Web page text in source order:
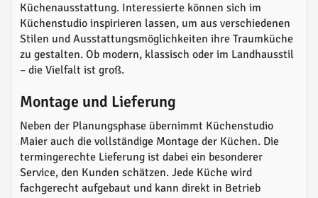
Küchenausstattung. Interessierte können sich im
Küchenstudio inspirieren lassen, um aus verschiedenen
Stilen und Ausstattungsmöglichkeiten ihre Traumküche
zu gestalten. Ob modern, klassisch oder im Landhausstil
– die Vielfalt ist groß.
Montage und Lieferung
Neben der Planungsphase übernimmt Küchenstudio
Maier auch die vollständige Montage der Küchen. Die
termingerechte Lieferung ist dabei ein besonderer
Service, den Kunden schätzen. Jede Küche wird
fachgerecht aufgebaut und kann direkt in Betrieb